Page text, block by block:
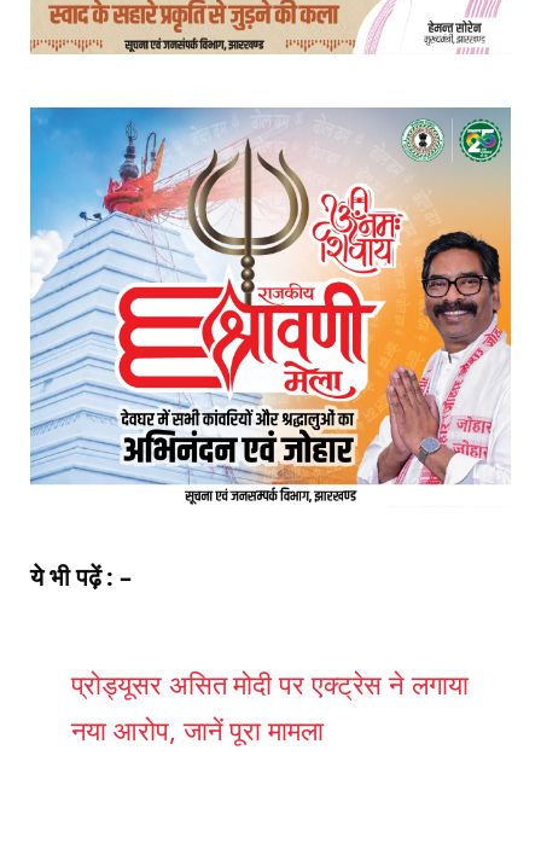
ये भी पढ़ें : –
प्रोड्यूसर असित मोदी पर एक्ट्रेस ने लगाया
नया आरोप, जानें पूरा मामला